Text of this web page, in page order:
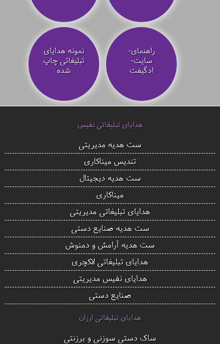
راهنمای-
سایت-
ادگیفت
نمونه هدایای
تبلیغاتی چاپ
شده
هدایای تبلیغاتی نفیس
ست هدیه مدیریتی
تندیس میناکاری
ست هدیه دیجیتال
میناکاری
هدایای تبلیغاتی مدیریتی
ست هدیه صنایع دستی
ست هدیه آرامش و دمنوش
هدایای تبلیغاتی لاکچری
هدایای نفیس مدیریتی
صنایع دستی
هدایای تبلیغاتی ارزان
ساک دستی سوزنی و برزنتی